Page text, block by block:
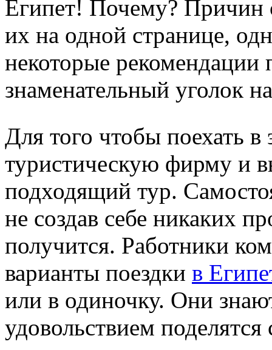
Египет! Почему? Причин
их на одной странице,
некоторые рекомендации
знаменательный уголок
Для того чтобы поехать
туристическую фирму и
подходящий тур.
не создав себе никаких
получится. Работники
варианты поездки в
или в одиночку. Они
удовольствием